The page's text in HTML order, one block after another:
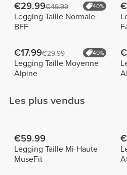
€29.99€49.99 40%
Legging Taille Normale
BFF
€17.99€29.99 40%
Legging Taille Moyenne
Alpine
Les plus vendus
€59.99
Legging Taille Mi-Haute
MuseFit